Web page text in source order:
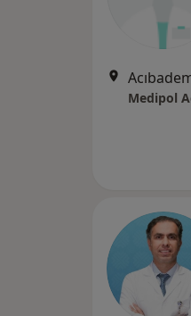
Medipol